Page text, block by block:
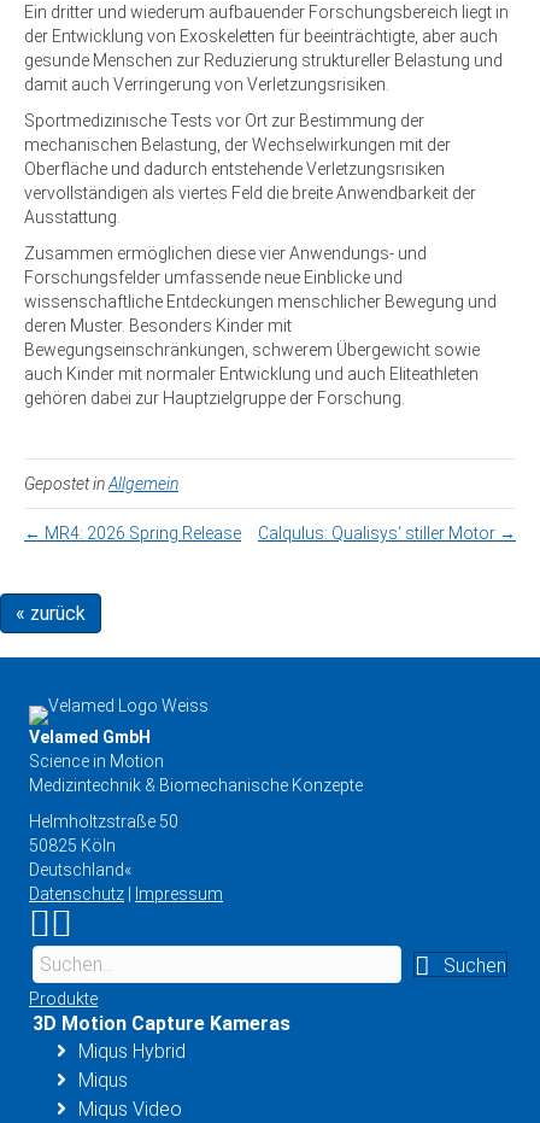
Ein dritter und wiederum aufbauender Forschungsbereich liegt in
der Entwicklung von Exoskeletten für beeinträchtigte, aber auch
gesunde Menschen zur Reduzierung struktureller Belastung und
damit auch Verringerung von Verletzungsrisiken.
Sportmedizinische Tests vor Ort zur Bestimmung der
mechanischen Belastung, der Wechselwirkungen mit der
Oberfläche und dadurch entstehende Verletzungsrisiken
vervollständigen als viertes Feld die breite Anwendbarkeit der
Ausstattung.
Zusammen ermöglichen diese vier Anwendungs- und
Forschungsfelder umfassende neue Einblicke und
wissenschaftliche Entdeckungen menschlicher Bewegung und
deren Muster. Besonders Kinder mit
Bewegungseinschränkungen, schwerem Übergewicht sowie
auch Kinder mit normaler Entwicklung und auch Eliteathleten
gehören dabei zur Hauptzielgruppe der Forschung.
Gepostet inAllgemein
← MR4: 2026 Spring Release Calqulus: Qualisys‘ stiller Motor →
« zurück
Velamed GmbH
Science in Motion
Medizintechnik & Biomechanische Konzepte
Helmholtzstraße 50
50825 Köln
Deutschland«
Datenschutz
Impressum
Link zu Instagram
Link zu YouTube
Suchen
Produkte
3D Motion Capture Kameras
Miqus Hybrid
Miqus
Miqus Video